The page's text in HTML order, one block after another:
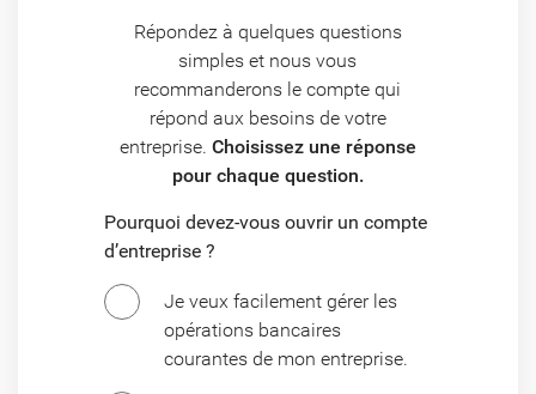
Répondez à quelques questions
simples et nous vous
recommanderons le compte qui
répond aux besoins de votre
entreprise. Choisissez une réponse
pour chaque question.
Pourquoi devez-vous ouvrir un compte
d’entreprise ?
Je veux facilement gérer les
opérations bancaires
courantes de mon entreprise.